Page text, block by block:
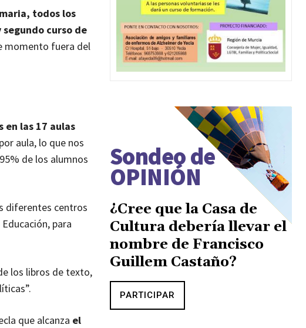
todos los
curso de
momento fuera del
las 17 aulas
aula, lo que nos
de los alumnos
diferentes centros
para
los libros de texto,
que alcanza el
Sondeo de
OPINIÓN
¿Cree que la Casa de
Cultura debería llevar el
nombre de Francisco
Guillem Castaño?
PARTICIPAR